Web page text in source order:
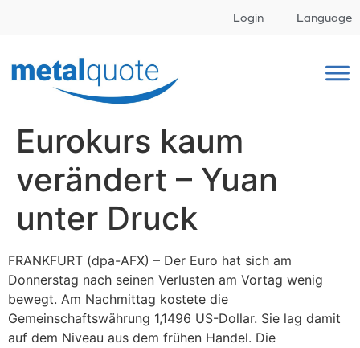
Login Language
Eurokurs kaum
verändert – Yuan
unter Druck
FRANKFURT (dpa-AFX) – Der Euro hat sich am
Donnerstag nach seinen Verlusten am Vortag wenig
bewegt. Am Nachmittag kostete die
Gemeinschaftswährung 1,1496 US-Dollar. Sie lag damit
auf dem Niveau aus dem frühen Handel. Die